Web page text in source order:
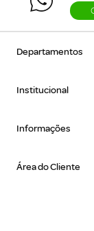
Departamentos
Institucional
Informações
Área do Cliente